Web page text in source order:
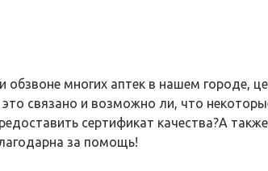
многих аптек в нашем городе,
связано и возможно ли, что
сертификат качества?А
за помощь!